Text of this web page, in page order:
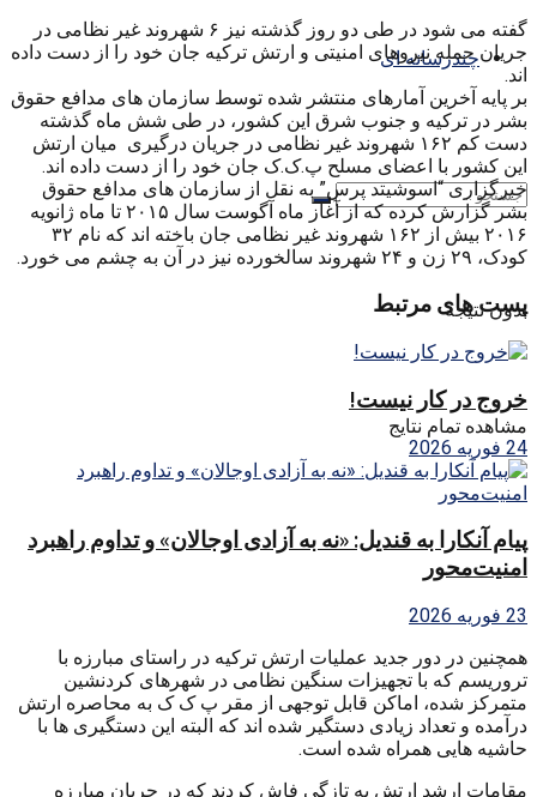
چندرسانه ای
بدون نتیجه
مشاهده تمام نتایج
گفته می شود در طی دو روز گذشته نیز ۶ شهروند غیر نظامی در
جریان حمله نیروهای امنیتی و ارتش ترکیه جان خود را از دست داده
اند.
بر پایه آخرین آمارهای منتشر شده توسط سازمان های مدافع حقوق
بشر در ترکیه و جنوب شرق این کشور، در طی شش ماه گذشته
دست کم ۱۶۲ شهروند غیر نظامی در جریان درگیری میان ارتش
این کشور با اعضای مسلح پ.ک.ک جان خود را از دست داده اند.
خبرگزاری “اسوشیتد پرس” به نقل از سازمان های مدافع حقوق
بشر گزارش کرده که از آغاز ماه آگوست سال ۲۰۱۵ تا ماه ژانویه
۲۰۱۶ بیش از ۱۶۲ شهروند غیر نظامی جان باخته اند که نام ۳۲
کودک، ۲۹ زن و ۲۴ شهروند سالخورده نیز در آن به چشم می خورد.
پست های مرتبط
خروج در کار نیست!
24 فوریه 2026
پیام آنکارا به قندیل: «نه به آزادی اوجالان» و تداوم راهبرد
امنیت‌محور
23 فوریه 2026
همچنین در دور جدید عملیات ارتش ترکیه در راستای مبارزه با
تروریسم که با تجهیزات سنگین نظامی در شهرهای کردنشین
متمرکز شده، اماکن قابل توجهی از مقر پ ک ک به محاصره ارتش
درآمده و تعداد زیادی دستگیر شده اند که البته این دستگیری ها با
حاشیه هایی همراه شده است.
مقامات ارشد ارتش به تازگی فاش کردند که در جریان مبارزه